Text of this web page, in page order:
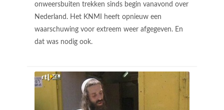
onweersbuiten trekken sinds begin vanavond over
Nederland. Het KNMI heeft opnieuw een
waarschuwing voor extreem weer afgegeven. En
dat was nodig ook.